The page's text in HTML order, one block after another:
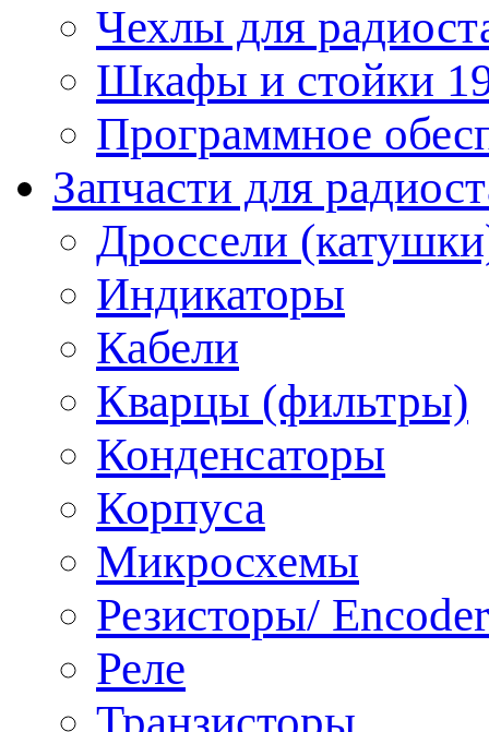
Чехлы для
Шкафы и стойки
Программное
Запчасти для
Дроссели
Индикаторы
Кабели
Кварцы (фильтры)
Конденсаторы
Корпуса
Микросхемы
Резисторы/ Encoder
Реле
Транзисторы